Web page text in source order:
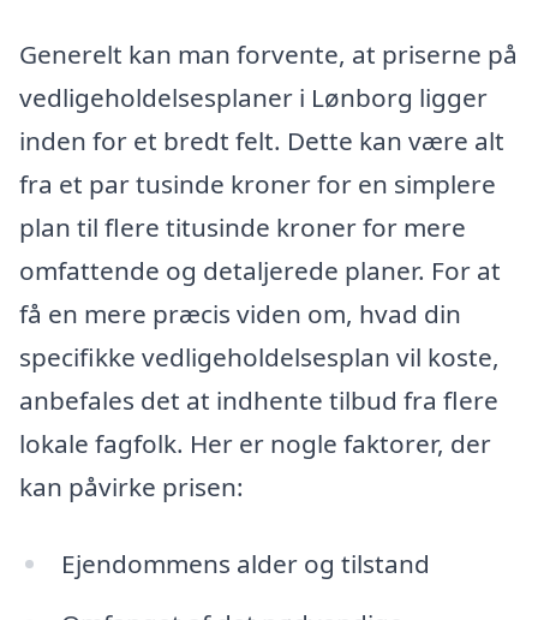
Generelt kan man forvente, at priserne på
vedligeholdelsesplaner i Lønborg ligger
inden for et bredt felt. Dette kan være alt
fra et par tusinde kroner for en simplere
plan til flere titusinde kroner for mere
omfattende og detaljerede planer. For at
få en mere præcis viden om, hvad din
specifikke vedligeholdelsesplan vil koste,
anbefales det at indhente tilbud fra flere
lokale fagfolk. Her er nogle faktorer, der
kan påvirke prisen:
Ejendommens alder og tilstand